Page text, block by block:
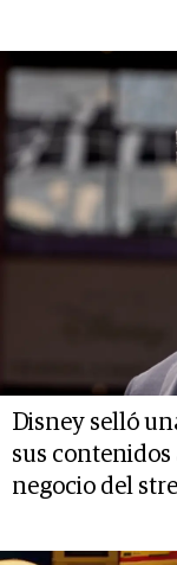
Disney selló
sus contenidos
negocio del